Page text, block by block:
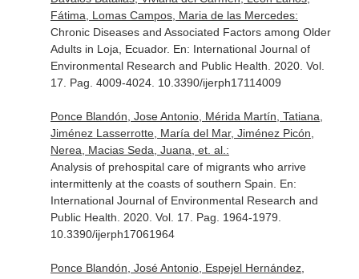
Fátima, Lomas Campos, Maria de las Mercedes:
Chronic Diseases and Associated Factors among Older
Adults in Loja, Ecuador. En: International Journal of
Environmental Research and Public Health . 2020. Vol.
17. Pag. 4009-4024. 10.3390/ijerph17114009
Ponce Blandón, Jose Antonio, Mérida Martín, Tatiana,
Jiménez Lasserrotte, María del Mar, Jiménez Picón,
Nerea, Macias Seda, Juana, et. al.:
Analysis of prehospital care of migrants who arrive
intermittenly at the coasts of southern Spain. En:
International Journal of Environmental Research and
Public Health . 2020. Vol. 17. Pag. 1964-1979.
10.3390/ijerph17061964
Ponce Blandón, José Antonio, Espejel Hernández,